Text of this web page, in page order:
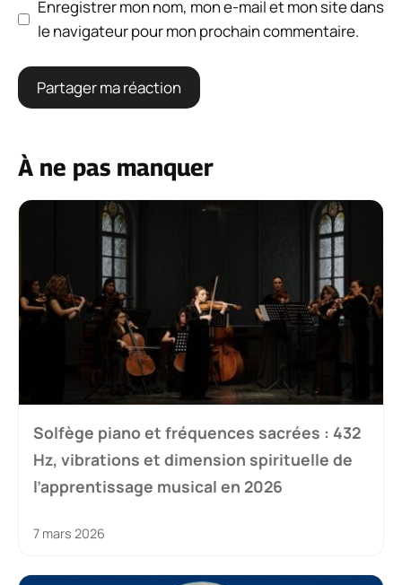
Enregistrer mon nom, mon e-mail et mon site dans
le navigateur pour mon prochain commentaire.
À ne pas manquer
Solfège piano et fréquences sacrées : 432
Hz, vibrations et dimension spirituelle de
l’apprentissage musical en 2026
7 mars 2026